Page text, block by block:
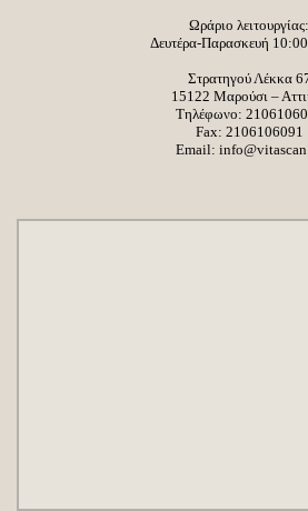
Ωράριο λειτουργίας:
Δευτέρα-Παρασκευή
Στρατηγού Λέκκα
15122 Μαρούσι –
Τηλέφωνο:
Fax: 2106106091
Email: